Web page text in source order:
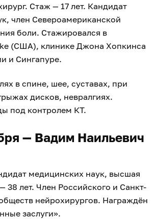
Стаж — 17 лет. Кандидат
член Североамериканской
боли. Стажировался в
(США), клинике Джона Хопкинса
и Сингапуре.
в спине, шее, суставах, при
дисков, невралгиях.
под контролем КТ.
— Вадим Наильевич
медицинских наук, высшая
38 лет. Член Российского и Санкт-
нейрохирургов. Награждён
заслуги».